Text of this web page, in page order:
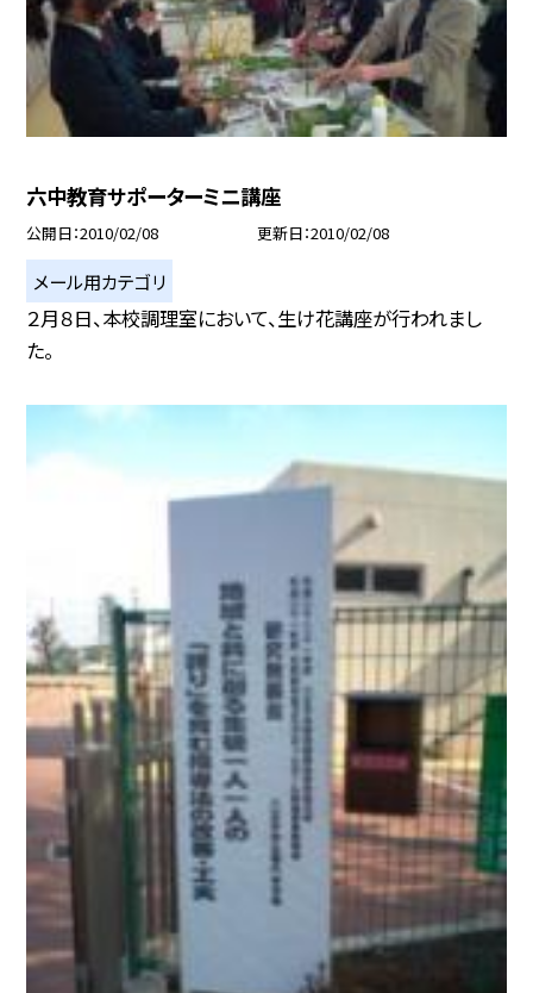
六中教育サポーターミニ講座
公開日 2010/02/08 更新日 2010/02/08
メール用カテゴリ
２月８日、本校調理室において、生け花講座が行われまし
た。